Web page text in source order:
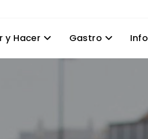
y Hacer Gastro Info